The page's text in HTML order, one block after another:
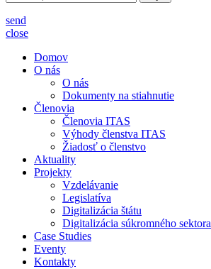
send
close
Domov
O nás
O nás
Dokumenty na stiahnutie
Členovia
Členovia ITAS
Výhody členstva ITAS
Žiadosť o členstvo
Aktuality
Projekty
Vzdelávanie
Legislatíva
Digitalizácia štátu
Digitalizácia súkromného sektora
Case Studies
Eventy
Kontakty